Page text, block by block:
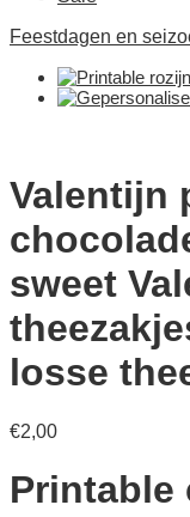
Feestdagen en
Valentijn
sweet
losse
€2,00
Printable